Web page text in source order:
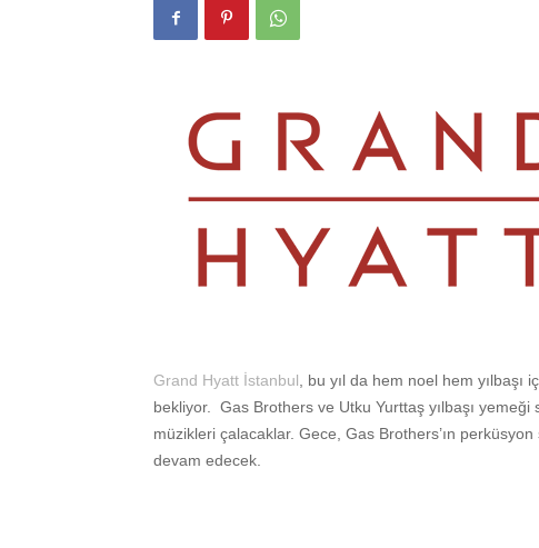
Grand Hyatt İstanbul , bu yıl da hem noel hem
bekliyor. Gas Brothers ve Utku Yurttaş yılbaşı
müzikleri çalacaklar. Gece, Gas Brothers’ın
devam edecek.